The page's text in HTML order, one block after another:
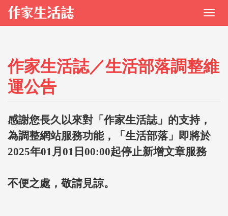
作家生活誌／生活部落調整維
運公告
感謝您長久以來對「作家生活誌」的支持，
為調整網站服務功能，「生活部落」即將於
2025年01月01日00:00起停止新增文章服務
不便之處，敬請見諒。